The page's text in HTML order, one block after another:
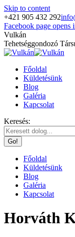
Skip to content
+421 905 432 292
Facebook page
Vulkán
Tehetséggondozó
Főoldal
Küldetésünk
Blog
Galéria
Kapcsolat
Keresés:
Főoldal
Küldetésünk
Blog
Galéria
Kapcsolat
Horváth